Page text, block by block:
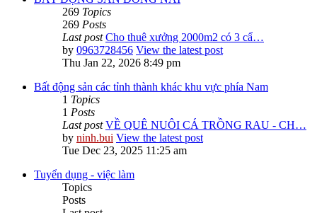
269 Topics
269 Posts
Last post Cho thuê xưởng 2000m2 có 3 cẩ…
by 0963728456 View the latest post
Thu Jan 22, 2026 8:49 pm
Bất động sản các tỉnh thành khác khu vực phía Nam
1 Topics
1 Posts
Last post VỀ QUÊ NUÔI CÁ TRỒNG RAU - CH…
by ninh.bui View the latest post
Tue Dec 23, 2025 11:25 am
Tuyển dụng - việc làm
Topics
Posts